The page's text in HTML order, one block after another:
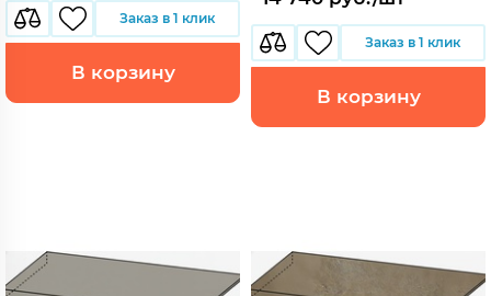
Заказ в 1 клик
В корзину
Заказ в 1 клик
В корзину